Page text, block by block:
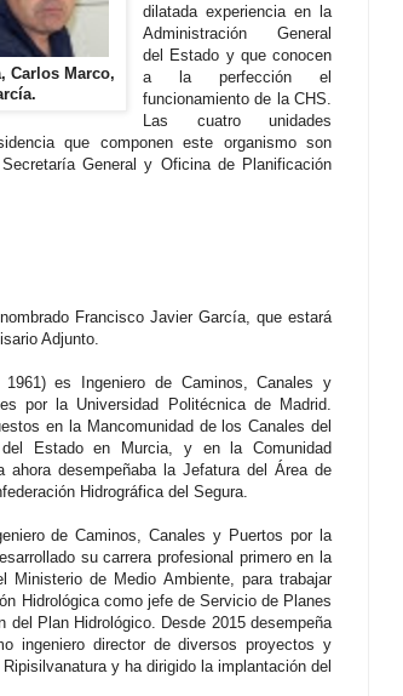
Carlos Marco,
dilatada experiencia en la
Administración General
del Estado y que conocen
a la perfección el
funcionamiento de la CHS.
Las cuatro unidades
que componen este organismo son
General y Oficina de Planificación
Francisco Javier García, que estará
Adjunto.
es Ingeniero de Caminos, Canales y
por la Universidad Politécnica de Madrid.
en la Mancomunidad de los Canales del
Estado en Murcia, y en la Comunidad
desempeñaba la Jefatura del Área de
Hidrográfica del Segura.
de Caminos, Canales y Puertos por la
su carrera profesional primero en la
Ministerio de Medio Ambiente, para trabajar
Hidrológica como jefe de Servicio de Planes
Plan Hidrológico. Desde 2015 desempeña
ingeniero director de diversos proyectos y
y ha dirigido la implantación del